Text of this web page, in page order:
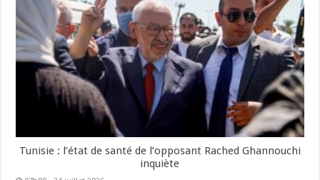
Tunisie : l’état de santé de l’opposant Rached Ghannouchi
inquiète